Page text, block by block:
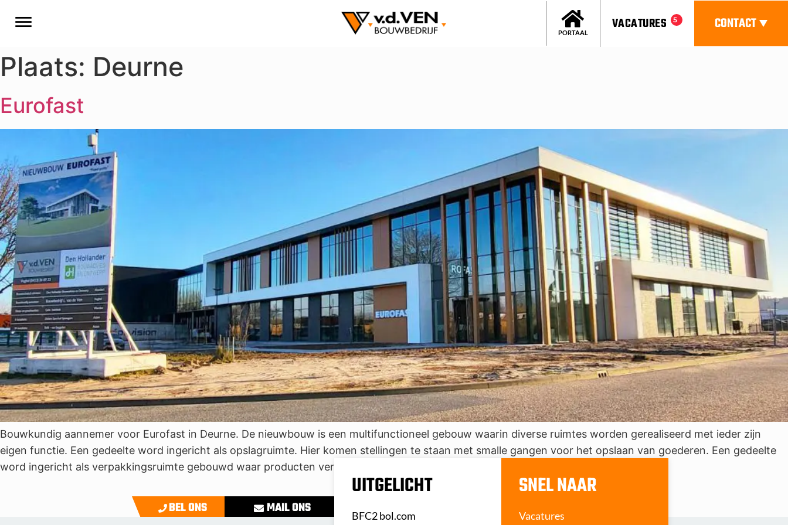
PORTAAL VACATURES 5 CONTACT
Plaats: Deurne
Eurofast
Bouwkundig aannemer voor Eurofast in Deurne. De nieuwbouw is een multifunctioneel gebouw waarin diverse ruimtes worden gerealiseerd met ieder zijn
eigen functie. Een gedeelte word ingericht als opslagruimte. Hier komen stellingen te staan met smalle gangen voor het opslaan van goederen. Een gedeelte
word ingericht als verpakkingsruimte gebouwd waar producten verpakt / samengesteld kunnen worden. […]
BEL ONS MAIL ONS
UITGELICHT
BFC2 bol.com
SNEL NAAR
Vacatures